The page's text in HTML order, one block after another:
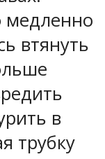
медленно
втянуть
в
трубку